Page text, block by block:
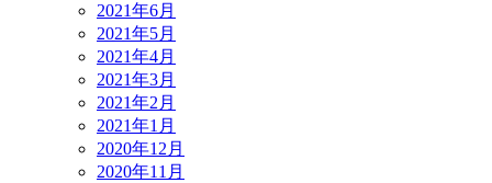
2021年6月
2021年5月
2021年4月
2021年3月
2021年2月
2021年1月
2020年12月
2020年11月